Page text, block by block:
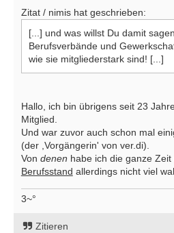
Zitat / nimis hat geschrieben:
[...] und was willst Du damit
Berufsverbände und
wie sie mitgliederstark sind! [...]
Hallo, ich bin übrigens seit 23
Mitglied.
Und war zuvor auch schon mal
(der ,Vorgängerin' von ver.di).
Von denen habe ich die ganze Zeit
Berufsstand allerdings nicht viel
3~°
Zitieren